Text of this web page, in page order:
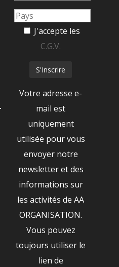
J'accepte les
C.G.V.
Votre adresse e-
mail est
uniquement
utilisée pour vous
envoyer notre
newsletter et des
informations sur
les activités de AA
ORGANISATION.
Vous pouvez
toujours utiliser le
lien de